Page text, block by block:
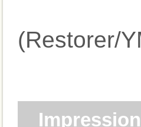
(Restorer/